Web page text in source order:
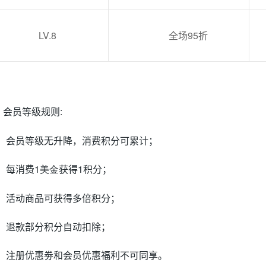
LV.8 全场95折
会员等级规则:
会员等级无升降，消费积分可累计；
每消费1美金获得1积分；
活动商品可获得多倍积分；
退款部分积分自动扣除；
注册优惠劵和会员优惠福利不可同享。